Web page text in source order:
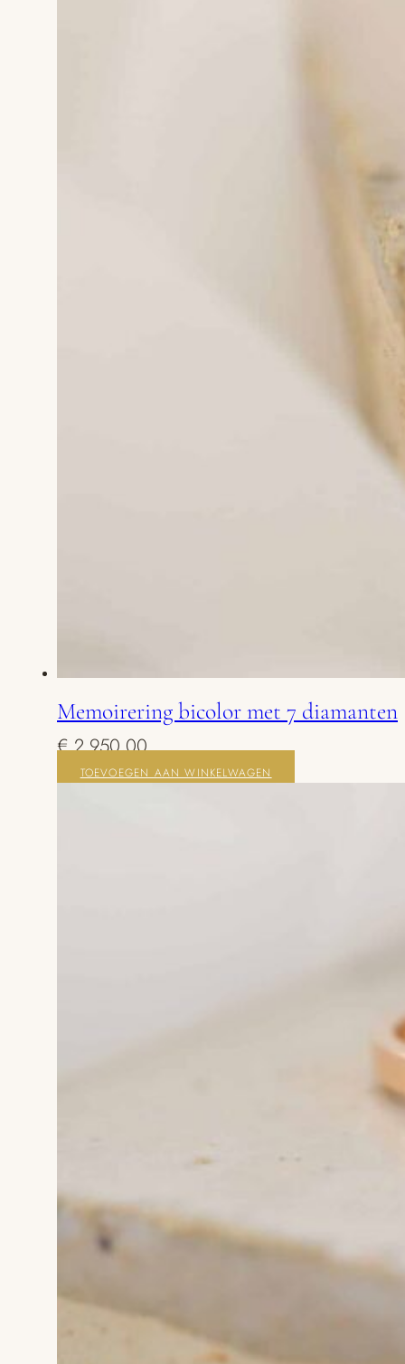
Memoirering bicolor met 7 diamanten
€2.950,00
TOEVOEGEN AAN WINKELWAGEN